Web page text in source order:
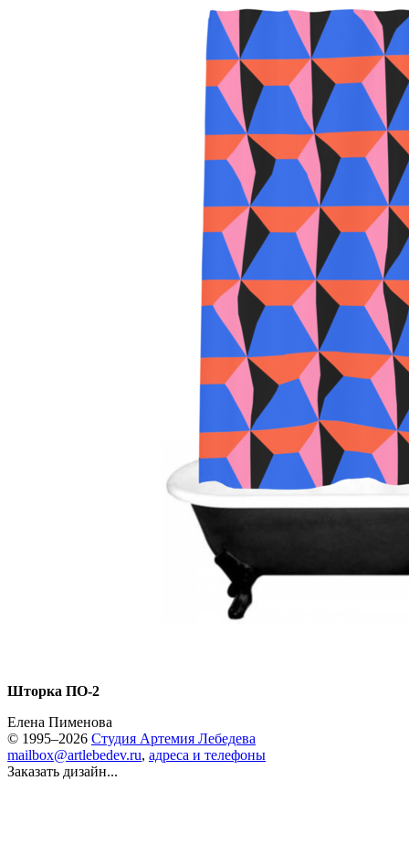
Шторка ПО-2
Елена Пименова
© 1995–2026 Студия Артемия Лебедева
mailbox@artlebedev.ru, адреса и телефоны
Заказать дизайн...